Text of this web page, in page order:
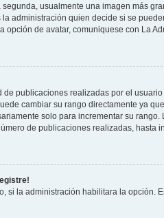
usualmente una imagen más
administración quien decide si se
de avatar, comuniquese con La
publicaciones realizadas por el
cambiar su rango directamente ya
solo para incrementar su rango.
de publicaciones realizadas, hasta
si la administración habilitara la opción.